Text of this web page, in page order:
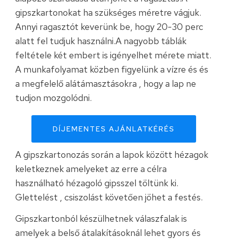
gipszkartonokat ha szükséges méretre vágjuk.
Annyi ragasztót keverünk be, hogy 20-30 perc
alatt fel tudjuk használni.A nagyobb táblák
feltétele két embert is igényelhet mérete miatt.
A munkafolyamat közben figyelünk a vízre és és
a megfelelő alátámasztásokra , hogy a lap ne
tudjon mozgolódni.
DÍJEMENTES AJÁNLATKÉRÉS
A gipszkartonozás során a lapok között hézagok
keletkeznek amelyeket az erre a célra
használható hézagoló gipsszel töltünk ki.
Glettelést , csiszolást követően jöhet a festés.
Gipszkartonból készülhetnek válaszfalak is
amelyek a belső átalakításoknál lehet gyors és